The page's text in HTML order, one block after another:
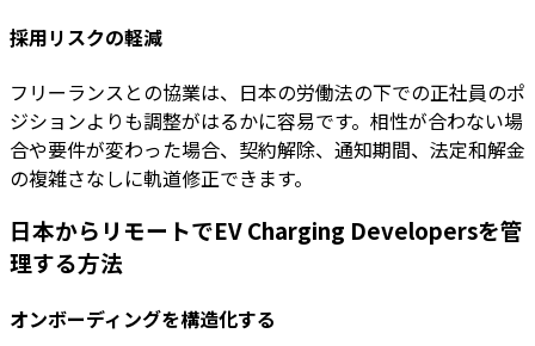
採用リスクの軽減
フリーランスとの協業は、日本の労働法の下での正社員のポ
ジションよりも調整がはるかに容易です。相性が合わない場
合や要件が変わった場合、契約解除、通知期間、法定和解金
の複雑さなしに軌道修正できます。
日本からリモートでEV Charging Developersを管
理する方法
オンボーディングを構造化する